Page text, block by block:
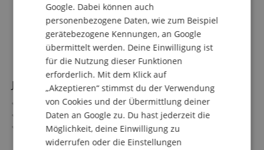
JM Bearing Oil 13 Synthetic
Langlebiges, synthetisches Lageröl
Für die Lagerung von Drehventilen
Besonders für neue Instrumente mit engen Lagerungen
Schützt vor Verschleiß & Korrosion
mehr anzeigen
Google. Dabei können auch
personenbezogene Daten, wie zum Beispiel
gerätebezogene Kennungen, an Google
übermittelt werden. Deine Einwilligung ist
für die Nutzung dieser Funktionen
erforderlich. Mit dem Klick auf
„Akzeptieren“ stimmst du der Verwendung
von Cookies und der Übermittlung deiner
Daten an Google zu. Du hast jederzeit die
Möglichkeit, deine Einwilligung zu
widerrufen oder die Einstellungen